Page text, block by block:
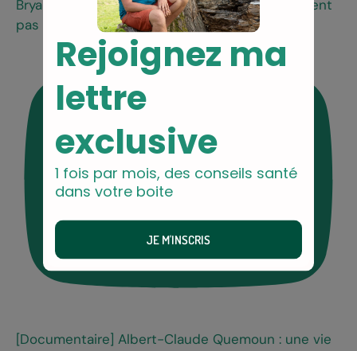
Bryan Johnson : ses 30 médecins ne l'empêchent
pas d'être malade
[Documentaire] Albert-Claude Quemoun : une vie